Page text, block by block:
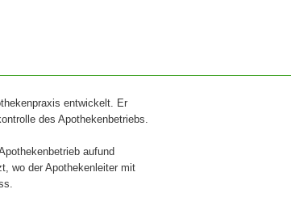
entwickelt. Er
des Apothekenbetriebs.
aufund
wo der Apothekenleiter mit